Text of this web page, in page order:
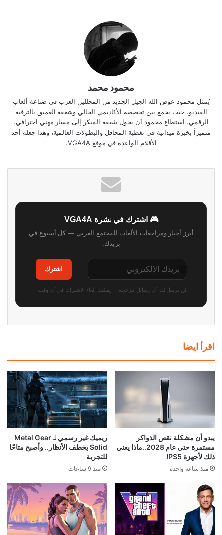
محمود محمد
يُمثل محمود عوض الله الجيل الجديد من المحللين العرب في صناعة ألعاب
الفيديو، حيث يجمع بين تخصصه الأكاديمي الحالي وشغفه العميق بالترفيه
الرقمي. استطاع محمود أن يحول شغفه المبكر إلى مسار مهني احترافي،
متميزاً بخبرة ميدانية في تغطية المحافل والبطولات العالمية، وهذا جعله أحد
الأقلام الواعدة في موقع VGA4A.
🎮 اشترك في نشرة VGA4A
أبرز أخبار ومراجعات الألعاب للمجتمع العربي — كل أسبوع في
بريدك.
اشترك
لن نرسل لك أي رسائل مزعجة — يمكنك إلغاء الاشتراك في أي وقت.
اقرأ ايضا
يبدو أن مشكلة نقص الذواكر
مستمرة حتى عام 2028..ماذا يعني
ذلك لأجهزة PS5!
منذ ساعة واحدة
ريميك غير رسمي لـ Metal Gear
Solid يخطف الأنظار.. وأصبح متاحًا
للتجربة
منذ 9 ساعات